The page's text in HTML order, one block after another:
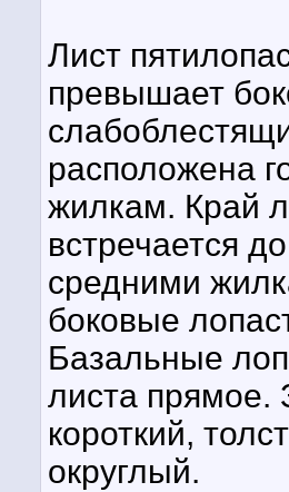
Лист
превышает
расположена
жилкам. Край
встречается
средними
боковые
Базальные
листа прямое.
короткий,
округлый.